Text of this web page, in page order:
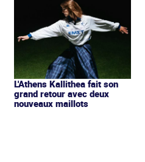
L'Athens Kallithea fait son
grand retour avec deux
nouveaux maillots